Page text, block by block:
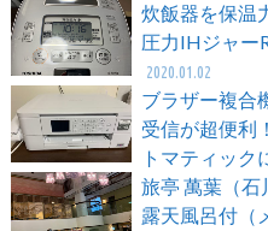
炊飯器を保温
圧力IHジャー
2020.01.02
ブラザー複合
受信が超便利
トマティック
旅亭 萬葉（石
露天風呂付（